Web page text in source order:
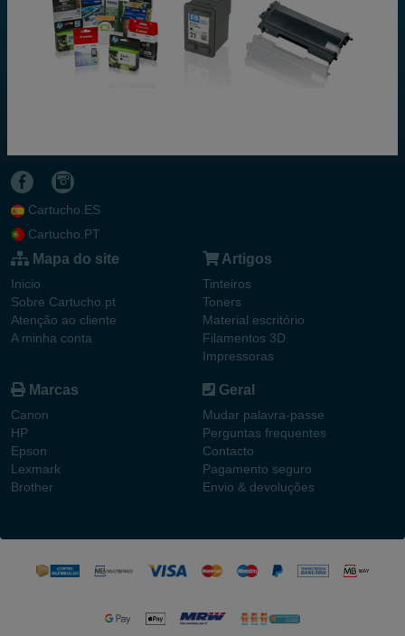
Cartucho.ES
Cartucho.PT
Mapa do site
Inicio
Sobre Cartucho.pt
Atenção ao cliente
A minha conta
Artigos
Tinteiros
Toners
Material escritório
Filamentos 3D
Impressoras
Marcas
Canon
HP
Epson
Lexmark
Brother
Geral
Mudar palavra-passe
Perguntas frequentes
Contacto
Pagamento seguro
Envio & devoluções